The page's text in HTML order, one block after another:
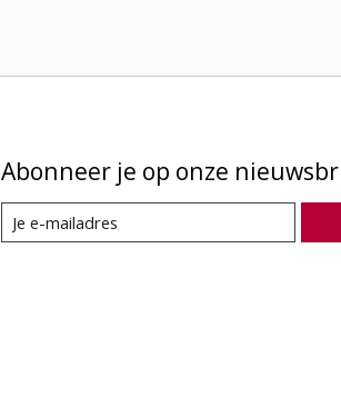
Abonneer je op onze